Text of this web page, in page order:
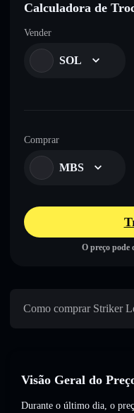
Calculadora de
Vender
SOL
Comprar
MBS
O preço pode
Como comprar Striker
Visão Geral do
Durante o último dia, o